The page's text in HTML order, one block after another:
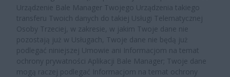
Urządzenie Bale Manager Twojego Urządzenia takiego
transferu Twoich danych do takiej Usługi Telematycznej
Osoby Trzeciej, w zakresie, w jakim Twoje dane nie
pozostają już w Usługach, Twoje dane nie będą już
podlegać niniejszej Umowie ani Informacjom na temat
ochrony prywatności Aplikacji Bale Manager; Twoje dane
mogą raczej podlegać Informacjom na temat ochrony